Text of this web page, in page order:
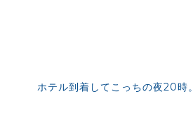
ホテル到着してこっちの夜20時。